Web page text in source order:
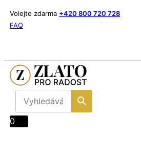
Volejte zdarma +420 800 720 728
FAQ
0